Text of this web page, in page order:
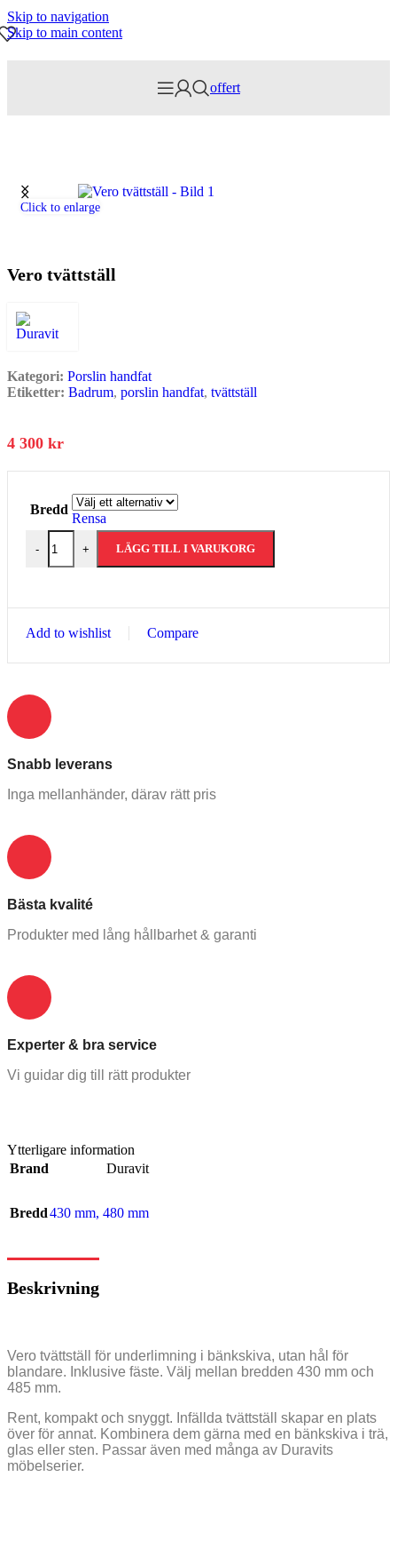
Skip to navigation
Skip to main content
offert
Porslin handfat
Click to enlarge
Vero tvättställ
Kategori: Porslin handfat
Etiketter: Badrum, porslin handfat, tvättställ
4 300 kr
Bredd
Rensa
- + LÄGG TILL I VARUKORG
Add to wishlist Compare
Snabb leverans​
Inga mellanhänder, därav rätt pris
Bästa kvalité
Produkter med lång hållbarhet & garanti
Experter & bra service
Vi guidar dig till rätt produkter
Ytterligare information
Brand
Duravit
Bredd430 mm, 480 mm
Beskrivning
Vero tvättställ för underlimning i bänkskiva, utan hål för
blandare. Inklusive fäste. Välj mellan bredden 430 mm och
485 mm.
Rent, kompakt och snyggt. Infällda tvättställ skapar en plats
över för annat. Kombinera dem gärna med en bänkskiva i trä,
glas eller sten. Passar även med många av Duravits
möbelserier.